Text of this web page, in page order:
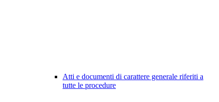
Atti e documenti di carattere generale riferiti a
tutte le procedure